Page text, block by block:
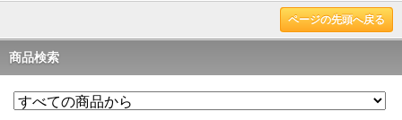
ページの先頭へ戻る
商品検索